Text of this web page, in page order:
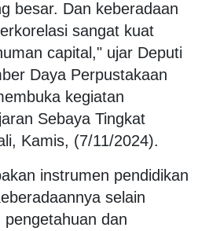
besar. Dan keberadaan
sangat kuat
capital," ujar Deputi
Daya Perpustakaan
kegiatan
Sebaya Tingkat
Kamis, (7/11/2024).
instrumen pendidikan
selain
dan